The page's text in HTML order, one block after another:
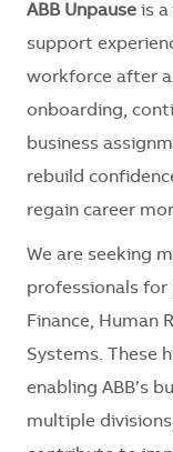
ABB Unpause is
support
workforce after
onboarding,
business
rebuild
regain career
We are seeking
professionals for
Finance, Human
Systems. These
enabling ABB’s
multiple